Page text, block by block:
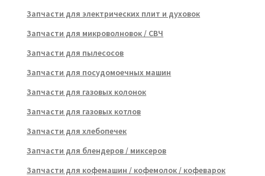
Запчасти для электрических плит и духовок
Запчасти для микроволновок / СВЧ
Запчасти для пылесосов
Запчасти для посудомоечных машин
Запчасти для газовых колонок
Запчасти для газовых котлов
Запчасти для хлебопечек
Запчасти для блендеров / миксеров
Запчасти для кофемашин / кофемолок / кофеварок